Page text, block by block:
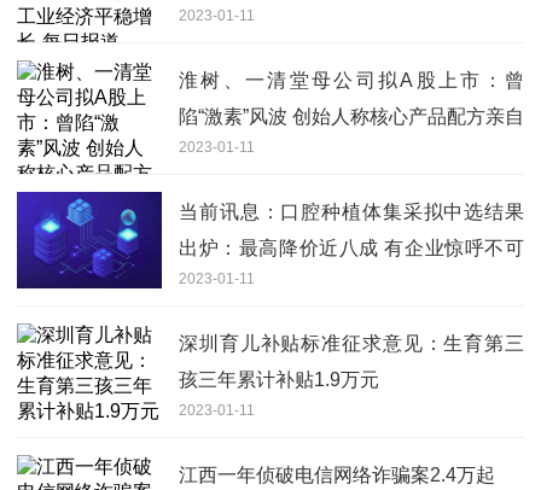
2023-01-11
淮树、一清堂母公司拟A股上市：曾
陷“激素”风波 创始人称核心产品配方亲自
调配|热推荐
2023-01-11
当前讯息：口腔种植体集采拟中选结果
出炉：最高降价近八成 有企业惊呼不可
思议
2023-01-11
深圳育儿补贴标准征求意见：生育第三
孩三年累计补贴1.9万元
2023-01-11
江西一年侦破电信网络诈骗案2.4万起